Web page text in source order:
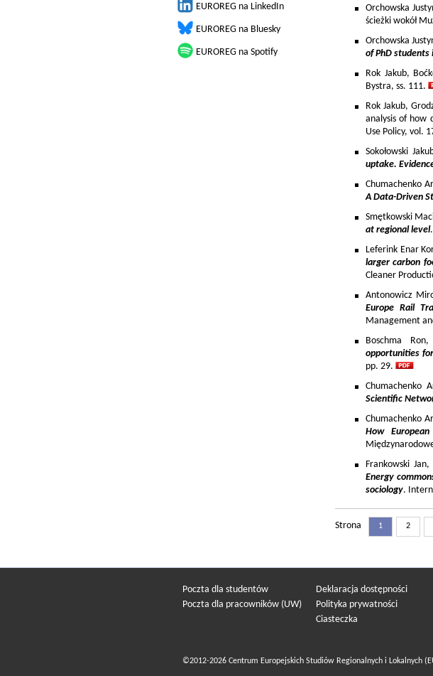
EUROREG na LinkedIn
EUROREG na Bluesky
EUROREG na Spotify
Orchowska
ścieżki wokół
Orchowska
of PhD students
Rok Jakub,
Bystra, ss. 111.
Rok Jakub,
analysis of how
Use Policy, vol.
Sokołowski
uptake.
Chumachenko
A Data-Driven
Smętkowski
at regional level
Leferink Enar
larger carbon
Cleaner
Antonowicz
Europe Rail
Management
Boschma
opportunities
pp. 29.
Chumachenko
Scientific
Chumachenko
How
Frankowski
Energy
sociology.
Strona 1 2
Poczta dla studentów
Poczta dla pracowników (UW)
Deklaracja dostępności
Polityka prywatności
Ciasteczka
©2012-2026 Centrum Europejskich Studiów Regionalnych i Lokalnych